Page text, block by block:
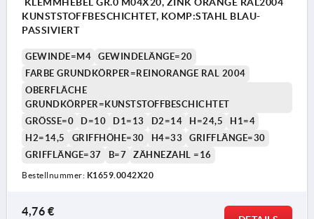
KLEMMHEBEL GR.0 M04X20, ZINK ORANGE RAL2004
KUNSTSTOFFBESCHICHTET, KOMP:STAHL BLAU-
PASSIVIERT
GEWINDE=M4
GEWINDELÄNGE=20
FARBE GRUNDKÖRPER=REINORANGE RAL 2004
OBERFLÄCHE
GRUNDKÖRPER=KUNSTSTOFFBESCHICHTET
GRÖSSE=0
D=10 D1=13 D2=14 H=24,5
H1=4
H2=14,5
GRIFFHÖHE=30 H4=33
GRIFFLÄNGE=30
GRIFFLÄNGE=37
B=7 ZÄHNEZAHL =16
Bestellnummer: K1659.0042X20
4,76 €